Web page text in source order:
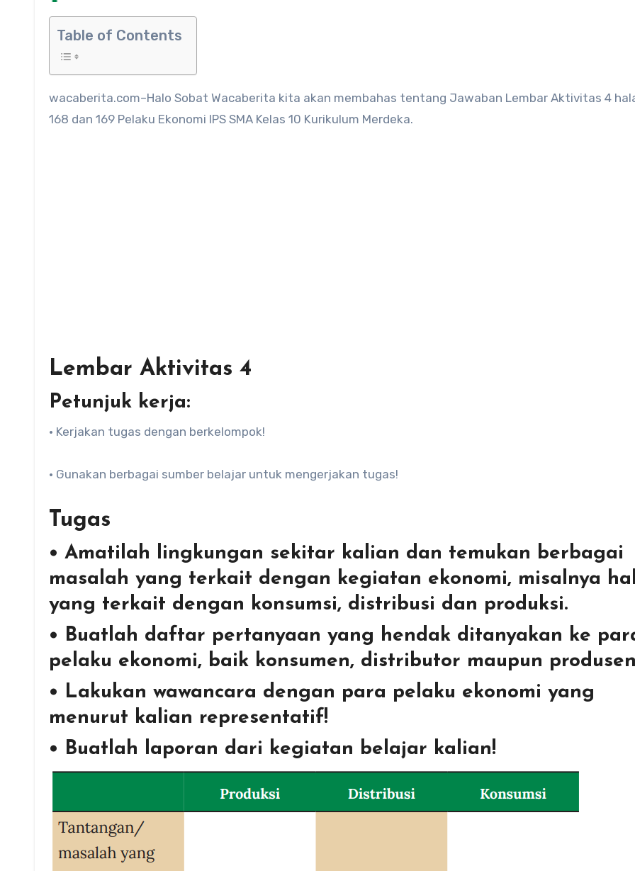
Table of Contents
wacaberita.com–Halo Sobat Wacaberita kita akan membahas tentang Jawaban Lembar Aktivitas 4 halaman
168 dan 169 Pelaku Ekonomi IPS SMA Kelas 10 Kurikulum Merdeka.
Lembar Aktivitas 4
Petunjuk kerja:
• Kerjakan tugas dengan berkelompok!
• Gunakan berbagai sumber belajar untuk mengerjakan tugas!
Tugas
• Amatilah lingkungan sekitar kalian dan temukan berbagai
masalah yang terkait dengan kegiatan ekonomi, misalnya hal
yang terkait dengan konsumsi, distribusi dan produksi.
• Buatlah daftar pertanyaan yang hendak ditanyakan ke
pelaku ekonomi, baik konsumen, distributor maupun
• Lakukan wawancara dengan para pelaku ekonomi yang
menurut kalian representatif!
• Buatlah laporan dari kegiatan belajar kalian!